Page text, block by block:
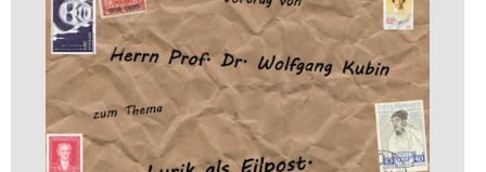
Project
Information
(Chinese) – 项目
简介
Our Team